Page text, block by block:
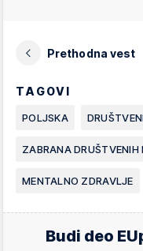
Prethodna vest
TAGOVI
POLJSKA
ZABRANA DRUŠTVENIH
MENTALNO ZDRAVLJE
Budi deo